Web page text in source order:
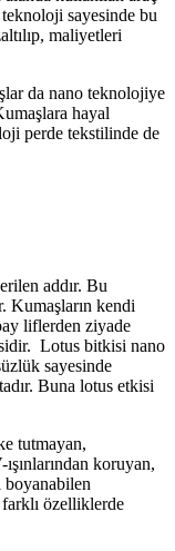
sayesinde bu
maliyetleri
da nano teknolojiye
hayal
perde tekstilinde de
addır. Bu
Kumaşların kendi
liflerden ziyade
Lotus bitkisi nano
sayesinde
Buna lotus etkisi
tutmayan,
koruyan,
boyanabilen
özelliklerde